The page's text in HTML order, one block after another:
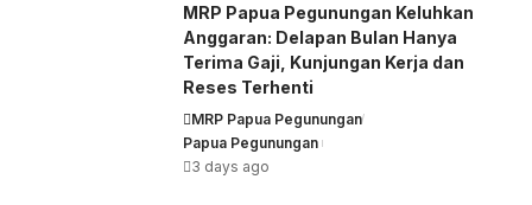
MRP Papua Pegunungan Keluhkan
Anggaran: Delapan Bulan Hanya
Terima Gaji, Kunjungan Kerja dan
Reses Terhenti
MRP Papua Pegunungan
Papua Pegunungan
3 days ago